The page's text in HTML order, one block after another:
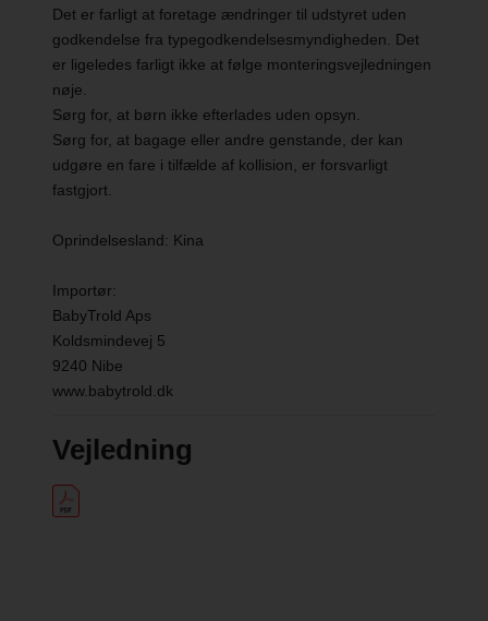
Det er farligt at foretage ændringer til udstyret uden
godkendelse fra typegodkendelsesmyndigheden. Det
er ligeledes farligt ikke at følge monteringsvejledningen
nøje.
Sørg for, at børn ikke efterlades uden opsyn.
Sørg for, at bagage eller andre genstande, der kan
udgøre en fare i tilfælde af kollision, er forsvarligt
fastgjort.
Oprindelsesland: Kina
Importør:
BabyTrold Aps
Koldsmindevej 5
9240 Nibe
www.babytrold.dk
Vejledning